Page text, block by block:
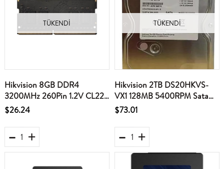
TÜKENDI
Hikvision 8GB DDR4
3200MHz 260Pin 1.2V CL22
Notebook Ram
$26.24
TÜKENDI
Hikvision 2TB DS20HKVS-
VX1 128MB 5400RPM Sata
3.5" Güvenlik Harddisk
$73.01